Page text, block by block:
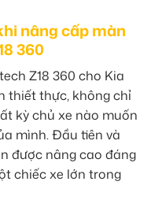
nâng cấp màn
360
Z18 360 cho Kia
thiết thực, không chỉ
kỳ chủ xe nào muốn
mình. Đầu tiên và
được nâng cao đáng
chiếc xe lớn trong